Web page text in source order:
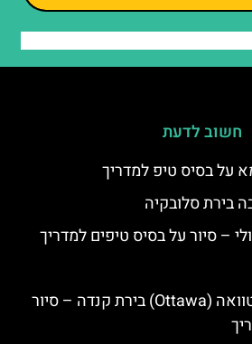
חשוב לדעת
על בסיס טיפ למדריך
בירת סלובקיה
– סיור על בסיס טיפים למדריך
סיורים חינמיים באוטוואה (Ottawa) בירת קנדה – סיור